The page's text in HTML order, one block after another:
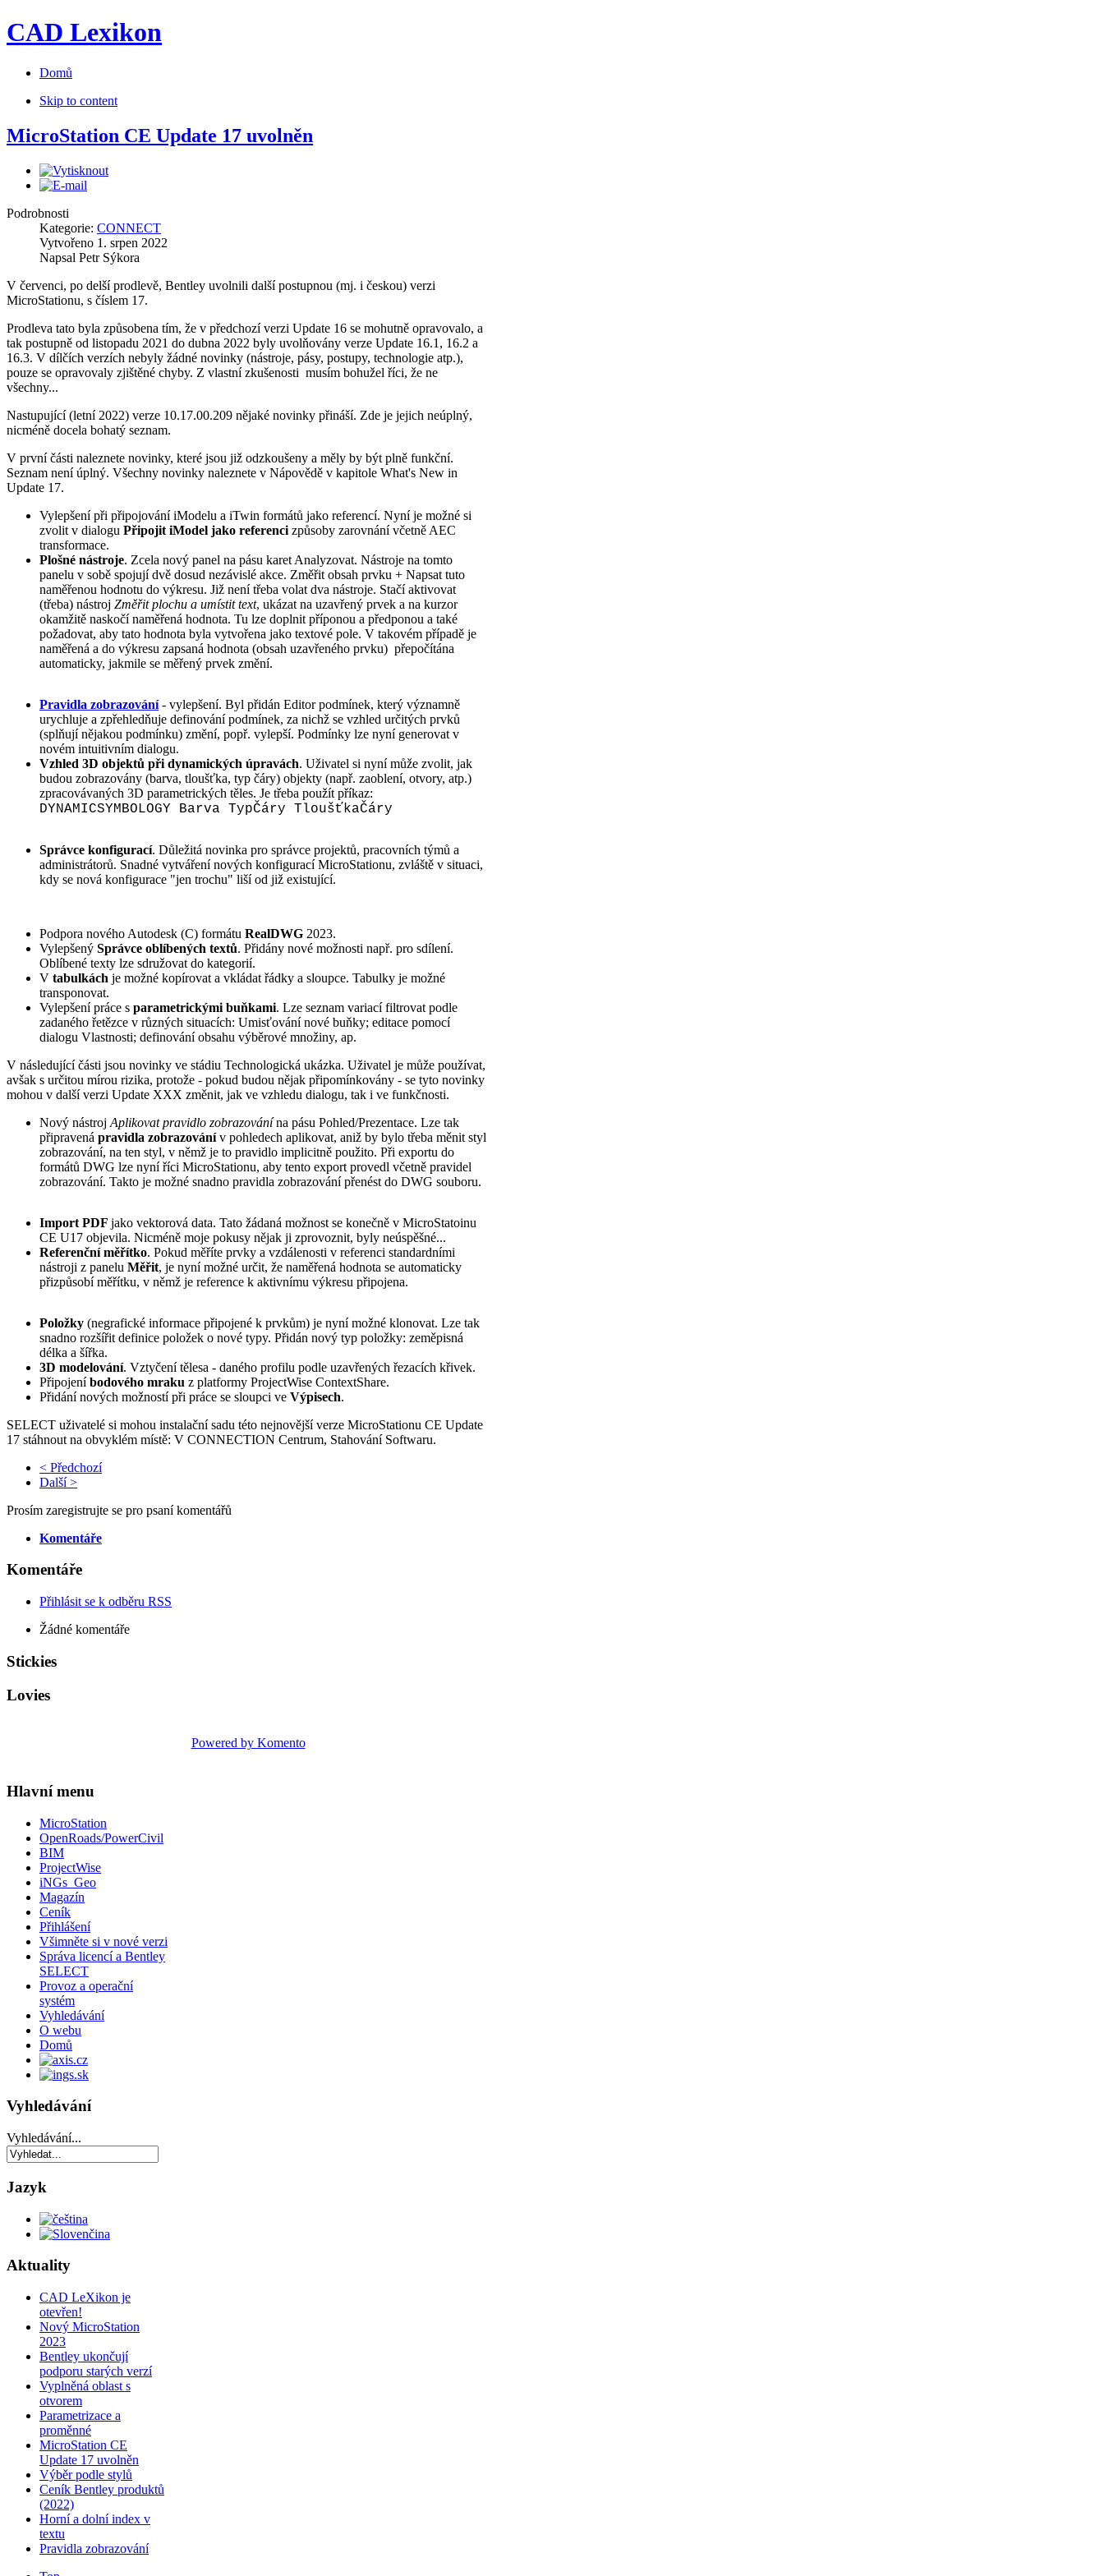
CAD Lexikon
Domů
Skip to content
MicroStation CE Update 17 uvolněn
Podrobnosti
Kategorie: CONNECT
Vytvořeno 1. srpen 2022
Napsal Petr Sýkora
V červenci, po delší prodlevě, Bentley uvolnili další postupnou (mj. i českou) verzi
MicroStationu, s číslem 17.
Prodleva tato byla způsobena tím, že v předchozí verzi Update 16 se mohutně opravovalo, a
tak postupně od listopadu 2021 do dubna 2022 byly uvolňovány verze Update 16.1, 16.2 a
16.3. V dílčích verzích nebyly žádné novinky (nástroje, pásy, postupy, technologie atp.),
pouze se opravovaly zjištěné chyby. Z vlastní zkušenosti musím bohužel říci, že ne
všechny...
Nastupující (letní 2022) verze 10.17.00.209 nějaké novinky přináší. Zde je jejich neúplný,
nicméně docela bohatý seznam.
V první části naleznete novinky, které jsou již odzkoušeny a měly by být plně funkční.
Seznam není úplný. Všechny novinky naleznete v Nápovědě v kapitole What's New in
Update 17.
Vylepšení při připojování iModelu a iTwin formátů jako referencí. Nyní je možné si
zvolit v dialogu Připojit iModel jako referenci způsoby zarovnání včetně AEC
transformace.
Plošné nástroje. Zcela nový panel na pásu karet Analyzovat. Nástroje na tomto
panelu v sobě spojují dvě dosud nezávislé akce. Změřit obsah prvku + Napsat tuto
naměřenou hodnotu do výkresu. Již není třeba volat dva nástroje. Stačí aktivovat
(třeba) nástroj Změřit plochu a umístit text, ukázat na uzavřený prvek a na kurzor
okamžitě naskočí naměřená hodnota. Tu lze doplnit příponou a předponou a také
požadovat, aby tato hodnota byla vytvořena jako textové pole. V takovém případě je
naměřená a do výkresu zapsaná hodnota (obsah uzavřeného prvku) přepočítána
automaticky, jakmile se měřený prvek změní.
Pravidla zobrazování- vylepšení. Byl přidán Editor podmínek, který významně
urychluje a zpřehledňuje definování podmínek, za nichž se vzhled určitých prvků
(splňují nějakou podmínku) změní, popř. vylepší. Podmínky lze nyní generovat v
novém intuitivním dialogu.
Vzhled 3D objektů při dynamických úpravách. Uživatel si nyní může zvolit, jak
budou zobrazovány (barva, tloušťka, typ čáry) objekty (např. zaoblení, otvory, atp.)
zpracovávaných 3D parametrických těles. Je třeba použít příkaz:
DYNAMICSYMBOLOGY Barva TypČáry TloušťkaČáry
Správce konfigurací. Důležitá novinka pro správce projektů, pracovních týmů a
administrátorů. Snadné vytváření nových konfigurací MicroStationu, zvláště v situaci,
kdy se nová konfigurace "jen trochu" liší od již existující.
Podpora nového Autodesk (C) formátu RealDWG 2023.
Vylepšený Správce oblíbených textů. Přidány nové možnosti např. pro sdílení.
Oblíbené texty lze sdružovat do kategorií.
V tabulkách je možné kopírovat a vkládat řádky a sloupce. Tabulky je možné
transponovat.
Vylepšení práce s parametrickými buňkami. Lze seznam variací filtrovat podle
zadaného řetězce v různých situacích: Umisťování nové buňky; editace pomocí
dialogu Vlastnosti; definování obsahu výběrové množiny, ap.
V následující části jsou novinky ve stádiu Technologická ukázka. Uživatel je může používat,
avšak s určitou mírou rizika, protože - pokud budou nějak připomínkovány - se tyto novinky
mohou v další verzi Update XXX změnit, jak ve vzhledu dialogu, tak i ve funkčnosti.
Nový nástroj Aplikovat pravidlo zobrazovánína pásu Pohled/Prezentace. Lze tak
připravená pravidla zobrazovánív pohledech aplikovat, aniž by bylo třeba měnit styl
zobrazování, na ten styl, v němž je to pravidlo implicitně použito. Při exportu do
formátů DWG lze nyní říci MicroStationu, aby tento export provedl včetně pravidel
zobrazování. Takto je možné snadno pravidla zobrazování přenést do DWG souboru.
Import PDF jako vektorová data. Tato žádaná možnost se konečně v MicroStatoinu
CE U17 objevila. Nicméně moje pokusy nějak ji zprovoznit, byly neúspěšné...
Referenční měřítko. Pokud měříte prvky a vzdálenosti v referenci standardními
nástroji z panelu Měřit, je nyní možné určit, že naměřená hodnota se automaticky
přizpůsobí měřítku, v němž je reference k aktivnímu výkresu připojena.
Položky (negrafické informace připojené k prvkům) je nyní možné klonovat. Lze tak
snadno rozšířit definice položek o nové typy. Přidán nový typ položky: zeměpisná
délka a šířka.
3D modelování. Vztyčení tělesa - daného profilu podle uzavřených řezacích křivek.
Připojeníbodového mraku z platformy ProjectWise ContextShare.
Přidání nových možností při práce se sloupci ve Výpisech.
SELECT uživatelé si mohou instalační sadu této nejnovější verze MicroStationu CE Update
17 stáhnout na obvyklém místě: V CONNECTION Centrum, Stahování Softwaru.
< Předchozí
Další >
Prosím zaregistrujte se pro psaní komentářů
Komentáře
Komentáře
Přihlásit se k odběru RSS
Žádné komentáře
Stickies
Lovies
Powered by Komento
Hlavní menu
MicroStation
OpenRoads/PowerCivil
BIM
ProjectWise
iNGs_Geo
Magazín
Ceník
Přihlášení
Všimněte si v nové verzi
Správa licencí a Bentley
SELECT
Provoz a operační
systém
Vyhledávání
O webu
Domů
Vyhledávání
Vyhledávání...
Jazyk
Aktuality
CAD LeXikon je
otevřen!
Nový MicroStation
2023
Bentley ukončují
podporu starých verzí
Vyplněná oblast s
otvorem
Parametrizace a
proměnné
MicroStation CE
Update 17 uvolněn
Výběr podle stylů
Ceník Bentley produktů
(2022)
Horní a dolní index v
textu
Pravidla zobrazování